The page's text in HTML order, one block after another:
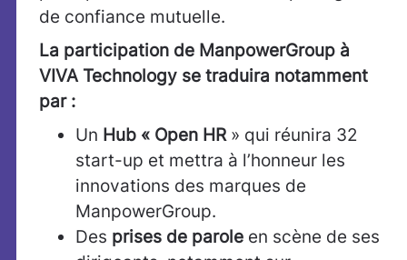
de confiance mutuelle.
La participation de ManpowerGroup à
VIVA Technology se traduira notamment
par :
Un Hub « Open HR» qui réunira 32
start-up et mettra à l’honneur les
innovations des marques de
ManpowerGroup.
Des prises de parole en scène de ses